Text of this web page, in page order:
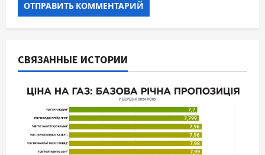
СВЯЗАННЫЕ ИСТОРИИ